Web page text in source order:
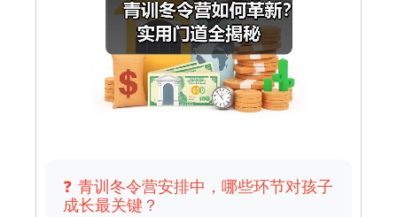
❓ 青训冬令营安排中，哪些环节对孩子
成长最关键？